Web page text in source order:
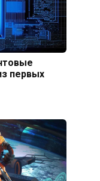
первых